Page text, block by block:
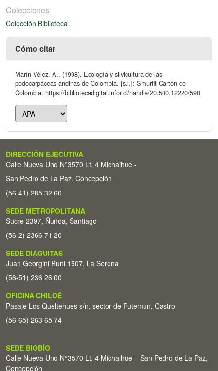
Colecciones
Colección Biblioteca
Cómo citar
Marín Vélez, A.. (1998). Ecología y silvicultura de las
podocarpáceas andinas de Colombia. [s.l.]: Smurfit Cartón de
Colombia. https://bibliotecadigital.infor.cl/handle/20.500.12220/590
DIRECCIÓN EJECUTIVA
Calle Nueva Uno N°3570 Lt. 4 Michaihue -
San Pedro de La Paz, Concepción
(56-41) 285 32 60
SEDE METROPOLITANA
Sucre 2397, Ñuñoa, Santiago
(56-2) 2366 71 20
SEDE DIAGUITAS
Juan Georgini Runi 1507, La Serena
(56-51) 236 26 00
OFICINA CHILOÉ
Pasaje Los Queltehues s/n, sector de Putemun, Castro
(56-65) 263 65 74
SEDE BIOBÍO
Calle Nueva Uno N°3570 Lt. 4 Michaihue – San Pedro de La Paz,
Concepción